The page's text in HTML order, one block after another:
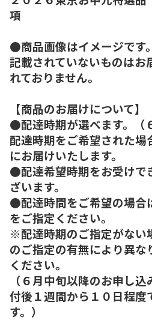
項
●商品画像はイメージです
記載されていないものはお
れておりません。
【商品のお届けについて】
●配達時期が選べます。（
配達時期をご希望された場
にお届けいたします。
●配達希望時期をお受けで
ざいます。
●配達時間をご希望の場合
をご指定ください。
※配達時期のご指定がない
のご指定の有無により異な
ください。
（６月中旬以降のお申し
付後１週間から１０日程度
す。）